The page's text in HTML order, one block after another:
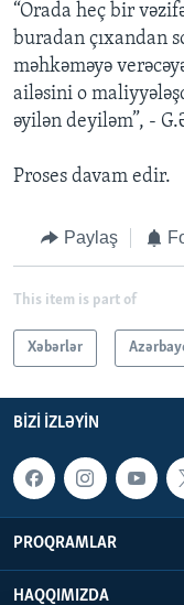
“Orada heç bir
buradan çıxandan
məhkəməyə
ailəsini o
əyilən deyiləm”, -
Proses davam edir.
Paylaş
This item is part of
Xəbərlər
BIZI IZLƏYIN
PROQRAMLAR
HAQQIMIZDA